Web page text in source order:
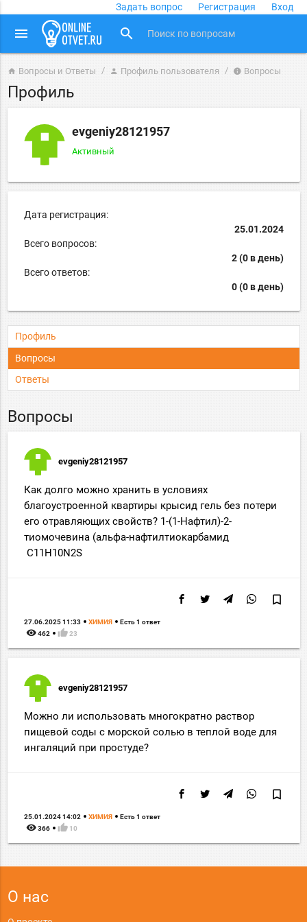
Задать вопрос Регистрация Вход
menu search
home Вопросы и Ответы person Профиль пользователя info Вопросы
Профиль
evgeniy28121957
Активный
Дата регистрация:
25.01.2024
Всего вопросов:
2 (0 в день)
Всего ответов:
0 (0 в день)
Профиль
Вопросы
Ответы
Вопросы
evgeniy28121957
Как долго можно хранить в условиях
благоустроенной квартиры крысид гель без потери
его отравляющих свойств? 1-(1-Нафтил)-2-
тиомочевина (альфа-нафтилтиокарбамид
C11H10N2S
bookmark_border
27.06.2025 11:33 ХИМИЯ Есть 1 ответ
remove_red_eye 462 thumb_up 23
evgeniy28121957
Можно ли использовать многократно раствор
пищевой соды с морской солью в теплой воде для
ингаляций при простуде?
bookmark_border
25.01.2024 14:02 ХИМИЯ Есть 1 ответ
remove_red_eye 366 thumb_up 10
О нас